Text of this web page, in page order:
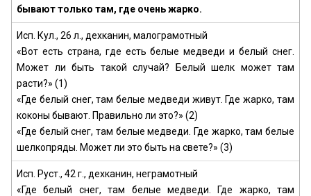
бывают только там, где очень жарко.
Исп. Кул., 26 л., дехканин, малограмотный
«Вот есть страна, где есть белые медведи и белый снег.
Может ли быть такой случай? Белый шелк может там
расти?» (1)
«Где белый снег, там белые медведи живут. Где жарко, там
коконы бывают. Правильно ли это?» (2)
«Где белый снег, там белые медведи. Где жарко, там белые
шелкопряды. Может ли это быть на свете?» (3)
Исп. Руст., 42 г., дехканин, неграмотный
«Где белый снег, там белые медведи. Где жарко, там